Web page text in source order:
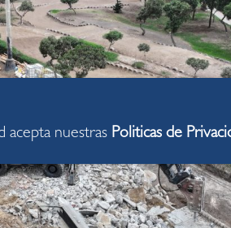
acepta nuestras Politicas de